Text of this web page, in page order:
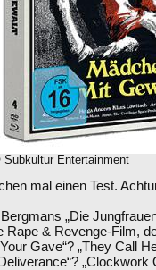
Subkultur Entertainment
mal einen Test.
„Die
Rape & Revenge-Film,
Gave“? „They Call
„Clockwork